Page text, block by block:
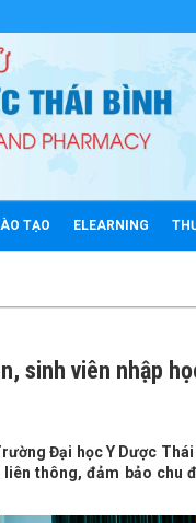
TẠO ELEARNING
sinh viên nhập
Đại học Y Dược
thông, đảm bảo chu